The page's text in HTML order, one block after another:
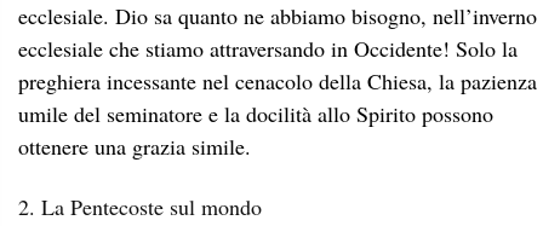
ecclesiale. Dio sa quanto ne abbiamo bisogno, nell’inverno
ecclesiale che stiamo attraversando in Occidente! Solo la
preghiera incessante nel cenacolo della Chiesa, la pazienza
umile del seminatore e la docilità allo Spirito possono
ottenere una grazia simile.
2. La Pentecoste sul mondo